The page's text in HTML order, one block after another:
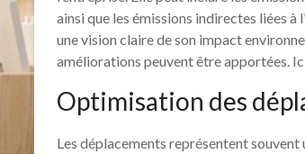
ainsi que les émissions indirectes liées
une vision claire de son impact
améliorations peuvent être apportées.
Optimisation des
Les déplacements représentent